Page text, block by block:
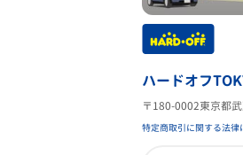
ハードオフ
〒180-0002東京都
特定商取引に関する法律